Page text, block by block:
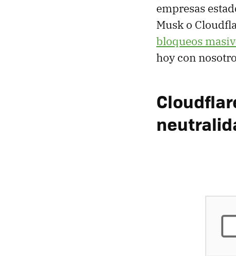
empresas
Musk o
bloqueos
hoy con